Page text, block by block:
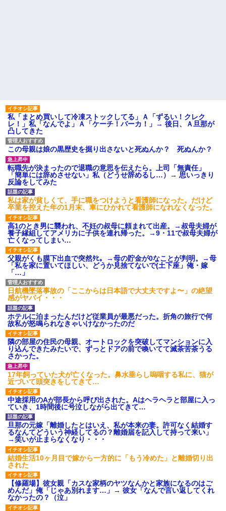
私「まとめ買いして冷凍ストックしてる」Ａ「ずるい！クレク
レ！」私「なんでよ」Ａ「ケーチ！バーカ！」→ 後日、Ａ旦那が
凸してきた
この母親は娘の黒歴史を掘り出さないと死ぬんか？ 死ぬんか？
転職先が決まったので退職の意思を伝えたら。上司「無責任」
「簡単には辞めさせない」私（どうせ辞めるし…）→ 思いっきり
反論をしてみた
私は家が貧しくて、手に職をつけようと看護師になった。だけど
卒業を控えた年の1月末、車にひかれて看護師になれなくなった。
高1のとき男に襲われ、不妊の叔母に頼まれて出産。→叔母夫婦が
養子縁組してアメリカに子供を連れ帰った。→9・11で叔母夫婦が
亡くなってしまい…
父親がくも膜下出血で突然ﾀﾋ。→母の貯金が0なことが判明。→母
「私を家に置いてほしい、どうか見捨てないで(土下座」俺・嫁
「…」
日航機墜落事故の「ここからは日本語で大丈夫ですよ〜」の絶望
感がヤバイ・・・
ホテルに泊まったんだけど従業員が最悪だった。折角の旅行で何
故私が怒鳴られなきゃいけなかったのだ
隣の部屋の住民の母親、オートロックを突破してマンションに入
り込んできたみたいで、ずっとドアの前で喚いてて滅茶苦茶うる
さかった。
17年飼っていた犬が亡くなった。鼻水垂らし嗚咽する私に、猫が
近づいて頭突きをしてきて…
中途採用のAが部長から呼び出された。Aはヘラヘラと部屋に入っ
ていき、1時間後に号泣しながら出てきて…
旦那の元嫁「離婚したとはいえ、私が本来の妻。許可なく結婚す
るなんてどういう神経してるの？離婚届を記入して持って来い」
→笑いが止まらなくなり・・・
結婚生活10ヶ月目で嫁から一方的に「もう冷めた」と離婚切り出
された
【修羅場】彼女親「カスな家柄のヤツなんかと家族になるのはご
めんだ」俺「じゃあ別れます…」→ 彼女「なんで言い返してくれ
なかったの？（泣」